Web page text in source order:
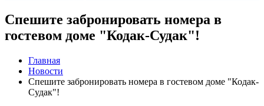
Спешите забронировать номера в
гостевом доме "Кодак-Судак"!
Главная
Новости
Спешите забронировать номера в гостевом доме "Кодак-
Судак"!